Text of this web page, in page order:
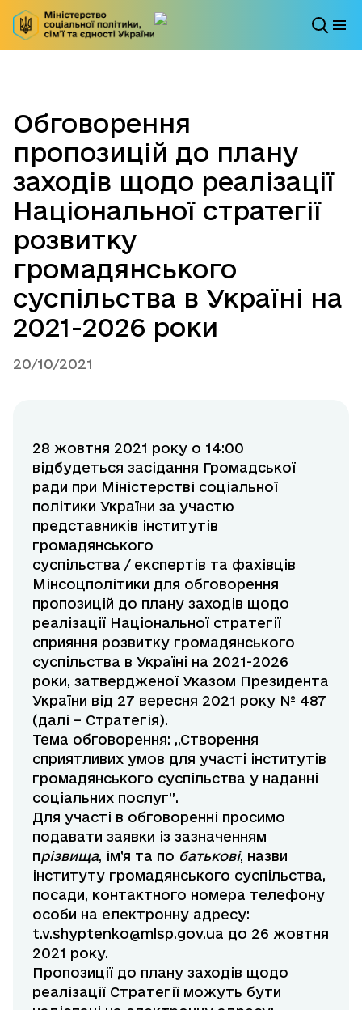
Обговорення
пропозицій до плану
заходів щодо реалізації
Національної стратегії
розвитку
громадянського
суспільства в Україні на
2021-2026 роки
20/10/2021
28 жовтня 2021 року о 14:00
відбудеться засідання Громадської
ради при Міністерстві соціальної
політики України за участю
представників інститутів
громадянського
суспільства / експертів та фахівців
Мінсоцполітики для обговорення
пропозицій до плану заходів щодо
реалізації Національної стратегії
сприяння розвитку громадянського
суспільства в Україні на 2021-2026
роки, затвердженої Указом Президента
України від 27 вересня 2021 року № 487
(далі – Стратегія).
Тема обговорення: „Створення
сприятливих умов для участі інститутів
громадянського суспільства у наданні
соціальних послуг”.
Для участі в обговоренні просимо
подавати заявки із зазначенням
прізвища, ім’я та по батькові, назви
інституту громадянського суспільства,
посади, контактного номера телефону
особи на електронну адресу:
t.v.shyptenko@mlsp.gov.ua до 26 жовтня
2021 року.
Пропозиції до плану заходів щодо
реалізації Стратегії можуть бути